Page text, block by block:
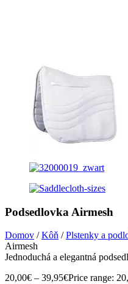
Podsedlovka Airmesh
Domov /Kôň /Plstenky a
Airmesh
Jednoduchá a elegantná
20,00€ – 39,95€Price range: